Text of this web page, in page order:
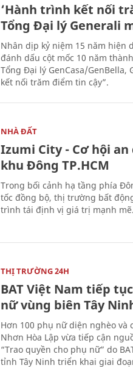
‘Hành trình kết nối
Tổng Đại lý Generali
Nhân dịp kỷ niệm 15 năm hiện
đánh dấu cột mốc 10 năm
Tổng Đại lý GenCasa/
kết nối trăm điểm tin cậy”.
NHÀ ĐẤT
Izumi City - Cơ hội
khu Đông TP.HCM
Trong bối cảnh hạ tầng phía
tốc đồng bộ, thị trường bất
trình tái định vị giá trị mạnh mẽ.
THỊ TRƯỜNG 24H
BAT Việt Nam tiếp
nữ vùng biên Tây
Hơn 100 phụ nữ diện nghèo và
Nhơn Hòa Lập vừa tiếp cận
“Trao quyền cho phụ nữ” do
tỉnh Tây Ninh triển khai giai